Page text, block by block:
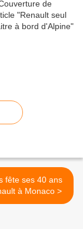
fête ses 40 ans
avec Renault à Monaco >